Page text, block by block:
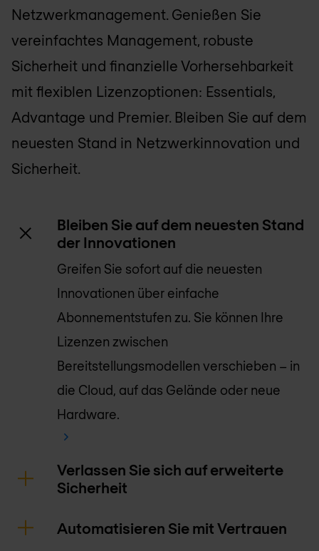
Netzwerkmanagement. Genießen Sie
vereinfachtes Management, robuste
Sicherheit und finanzielle Vorhersehbarkeit
mit flexiblen Lizenzoptionen: Essentials,
Advantage und Premier. Bleiben Sie auf dem
neuesten Stand in Netzwerkinnovation und
Sicherheit.
Bleiben Sie auf dem neuesten Stand
der Innovationen
Greifen Sie sofort auf die neuesten
Innovationen über einfache
Abonnementstufen zu. Sie können Ihre
Lizenzen zwischen
Bereitstellungsmodellen verschieben – in
die Cloud, auf das Gelände oder neue
Hardware.
Verlassen Sie sich auf erweiterte
Sicherheit
Automatisieren Sie mit Vertrauen